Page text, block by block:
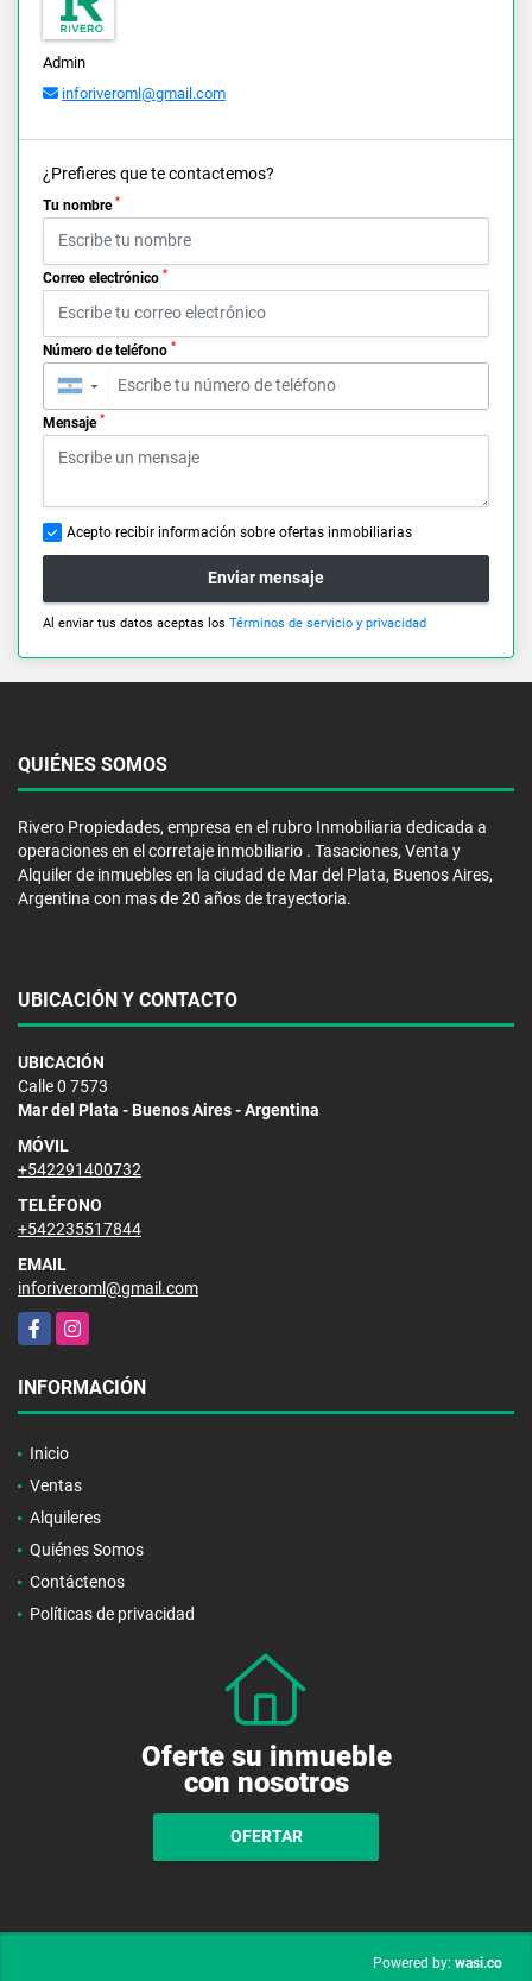
Admin
inforiveroml@gmail.com
¿Prefieres que te contactemos?
Tu nombre *
Correo electrónico *
Número de teléfono *
▼
Mensaje *
Acepto recibir información sobre ofertas inmobiliarias
Enviar mensaje
Al enviar tus datos aceptas los Términos de servicio y privacidad
QUIÉNES SOMOS
Rivero Propiedades, empresa en el rubro Inmobiliaria dedicada a
operaciones en el corretaje inmobiliario . Tasaciones, Venta y
Alquiler de inmuebles en la ciudad de Mar del Plata, Buenos Aires,
Argentina con mas de 20 años de trayectoria.
UBICACIÓN Y CONTACTO
UBICACIÓN
Calle 0 7573
Mar del Plata - Buenos Aires - Argentina
MÓVIL
+542291400732
TELÉFONO
+542235517844
EMAIL
inforiveroml@gmail.com
FacebookInstagram
INFORMACIÓN
Inicio
Ventas
Alquileres
Quiénes Somos
Contáctenos
Políticas de privacidad
Oferte su inmueble
con nosotros
OFERTAR
Powered by: wasi.co